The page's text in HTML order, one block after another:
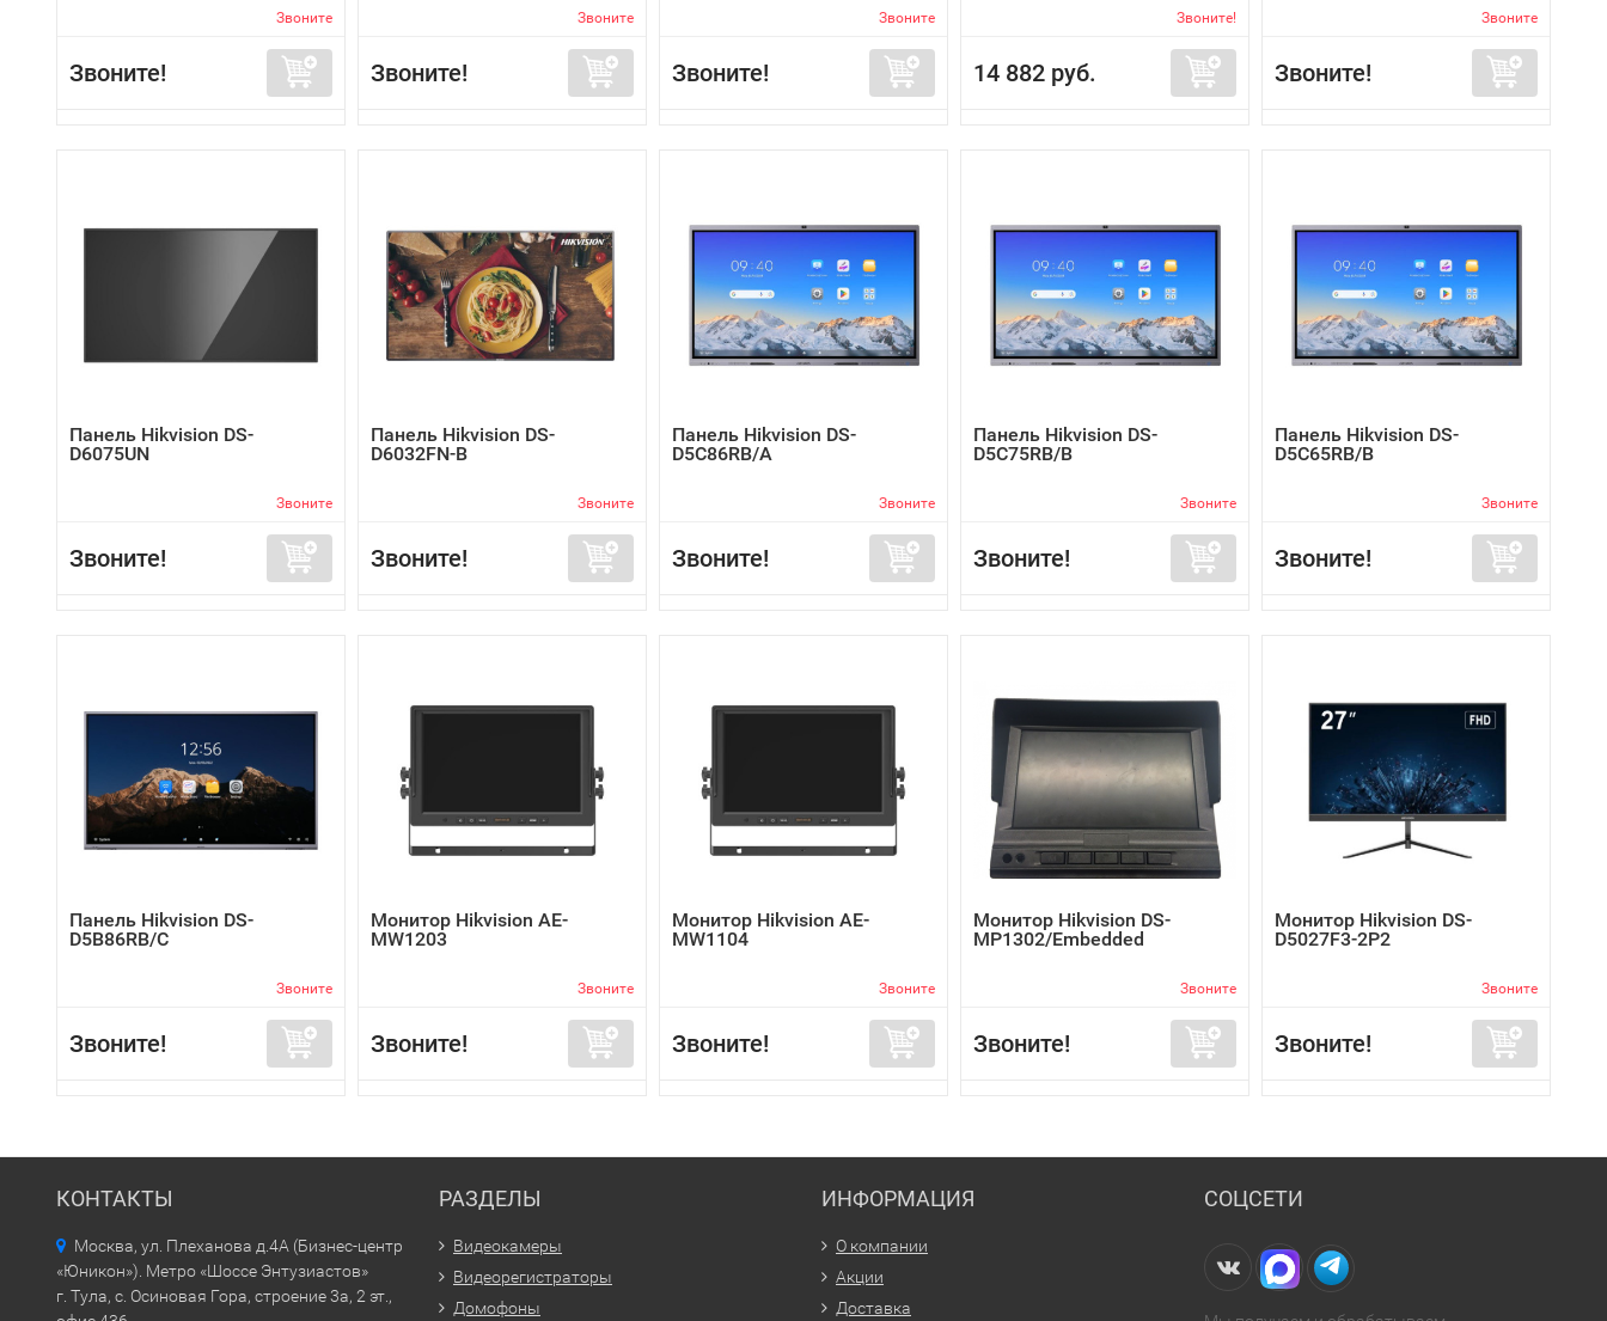
Звоните
Звоните!
Звоните
Звоните!
Звоните
Звоните!
Звоните!
14 882 руб.
Звоните
Звоните!
Панель Hikvision DS-
D6075UN
Звоните
Звоните!
Панель Hikvision DS-
D6032FN-B
Звоните
Звоните!
Панель Hikvision DS-
D5C86RB/A
Звоните
Звоните!
Панель Hikvision DS-
D5C75RB/B
Звоните
Звоните!
Панель Hikvision DS-
D5C65RB/B
Звоните
Звоните!
Панель Hikvision DS-
D5B86RB/C
Звоните
Звоните!
Монитор Hikvision AE-
MW1203
Звоните
Звоните!
Монитор Hikvision AE-
MW1104
Звоните
Звоните!
Монитор Hikvision DS-
MP1302/Embedded
Звоните
Звоните!
Монитор Hikvision DS-
D5027F3-2P2
Звоните
Звоните!
КОНТАКТЫ
Москва, ул. Плеханова д.4А (Бизнес-центр
«Юникон»). Метро «Шоссе Энтузиастов»
г. Тула, с. Осиновая Гора, строение 3а, 2 эт.,
РАЗДЕЛЫ
Видеокамеры
Видеорегистраторы
Домофоны
ИНФОРМАЦИЯ
О компании
Акции
Доставка
СОЦСЕТИ